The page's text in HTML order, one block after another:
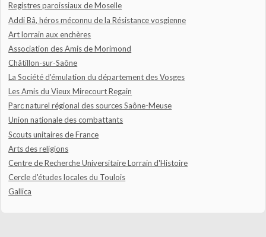
Registres paroissiaux de Moselle
Addi Bâ, héros méconnu de la Résistance vosgienne
Art lorrain aux enchères
Association des Amis de Morimond
Châtillon-sur-Saône
La Société d'émulation du département des Vosges
Les Amis du Vieux Mirecourt Regain
Parc naturel régional des sources Saône-Meuse
Union nationale des combattants
Scouts unitaires de France
Arts des religions
Centre de Recherche Universitaire Lorrain d'Histoire
Cercle d'études locales du Toulois
Gallica